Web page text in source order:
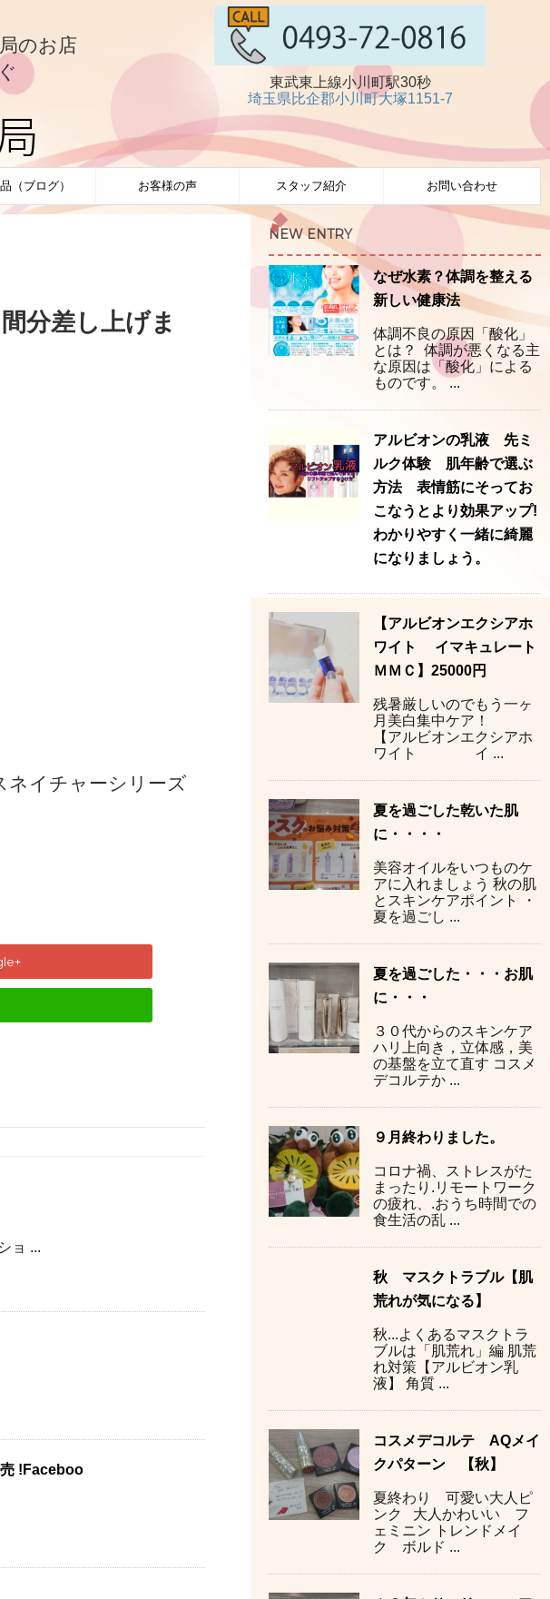
のお店
ぐ
東武東上線小川町駅30秒
埼玉県比企郡小川町大塚1151-7
（ブログ） お客様の声 スタッフ紹介 お問い合わせ
分差し上げま
ネイチャーシリーズ
ョ ...
!Faceboo
NEW ENTRY
なぜ水素？体調を整える
新しい健康法
体調不良の原因「酸化」
とは？ 体調が悪くなる主
な原因は「酸化」による
ものです。 ...
アルビオンの乳液 先ミ
ルク体験 肌年齢で選ぶ
方法 表情筋にそってお
こなうとより効果アップ!
わかりやすく一緒に綺麗
になりましょう。
【アルビオンエクシアホ
ワイト イマキュレート
ＭＭＣ】25000円
残暑厳しいのでもう一ヶ
月美白集中ケア！
【アルビオンエクシアホ
ワイト イ ...
夏を過ごした乾いた肌
に・・・・
美容オイルをいつものケ
アに入れましょう 秋の肌
とスキンケアポイント ・
夏を過ごし ...
夏を過ごした・・・お肌
に・・・
３０代からのスキンケア
ハリ上向き，立体感，美
の基盤を立て直す コスメ
デコルテか ...
９月終わりました。
コロナ禍、ストレスがた
まったり.リモートワーク
の疲れ、.おうち時間での
食生活の乱 ...
秋 マスクトラブル【肌
荒れが気になる】
秋...よくあるマスクトラ
ブルは「肌荒れ」編 肌荒
れ対策【アルビオン乳
液】 角質 ...
コスメデコルテ AQメイ
クパターン 【秋】
夏終わり 可愛い大人ピ
ンク 大人かわいい フ
ェミニン トレンドメイ
ク ボルド ...